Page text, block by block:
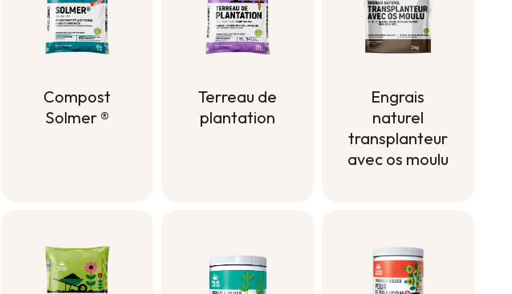
Compost
Solmer ®
Terreau de
plantation
Engrais
naturel
transplanteur
avec os moulu
avec os moulu